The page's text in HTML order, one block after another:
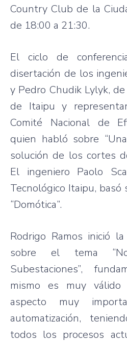
Country Club de la
de 18:00 a 21:30.
El ciclo de
disertación de los
y Pedro Chudik Lylyk,
de Itaipu y
Comité
Nacionalde
quien habló sobre “Una
solución de los cortes
El ingeniero Paolo
Tecnológico Itaipu, basó
“Domótica”.
Rodrigo Ramos inició
sobre el tema
Subestaciones”,
mismo es muy válido
aspecto
muy
automatización,
todos los procesos